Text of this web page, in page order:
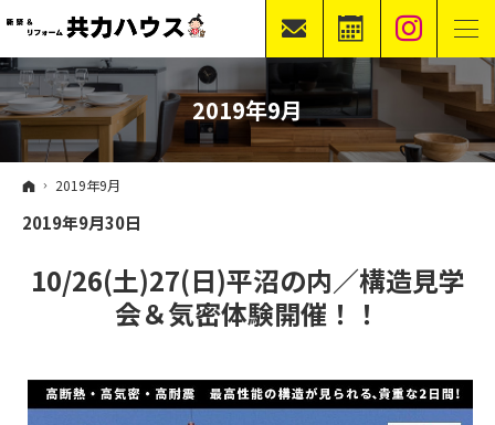
2019年9月
ホーム
2019年9月
2019年9月30日
10/26(土)27(日)平沼の内／構造見学
会＆気密体験開催！！
お
問
合
せ
資
料
モ
デ
ル
ハ
ウ
ス
予
約
ホーム
イベント案内
新築ラインナップ
施工事例
リフォーム・リノベーション
不動産情報
会社概要